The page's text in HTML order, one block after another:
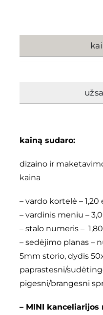
kainą sudaro:
dizaino ir
kaina
– vardo kortelė – 1,20
– vardinis meniu –
– stalo numeris –
– sedėjimo planas –
5mm storio, dydis
paprastesni/
pigesni/brangesni
– MINI